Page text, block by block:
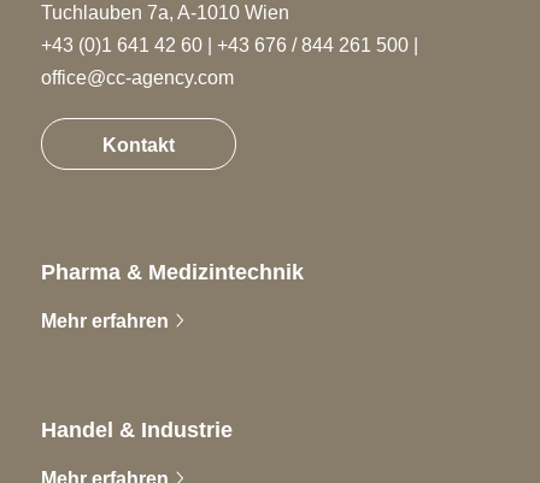
Tuchlauben 7a, A-1010 Wien
+43 (0)1 641 42 60| +43 676 / 844 261 500|
office@cc-agency.com
Kontakt
Pharma & Medizintechnik
Mehr erfahren
Handel & Industrie
Mehr erfahren